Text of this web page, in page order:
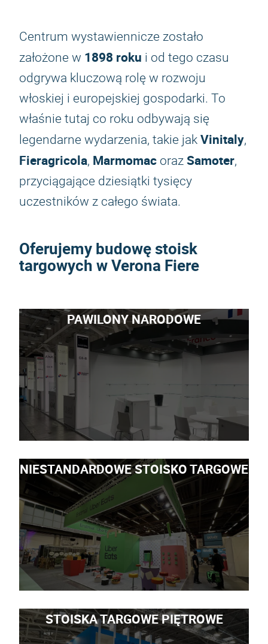
Centrum wystawiennicze zostało
założone w 1898 roku i od tego czasu
odgrywa kluczową rolę w rozwoju
włoskiej i europejskiej gospodarki. To
właśnie tutaj co roku odbywają się
legendarne wydarzenia, takie jak Vinitaly,
Fieragricola, Marmomac oraz Samoter,
przyciągające dziesiątki tysięcy
uczestników z całego świata.
Oferujemy budowę stoisk
targowych w Verona Fiere
PAWILONY NARODOWE
NIESTANDARDOWE STOISKO TARGOWE
STOISKA TARGOWE PIĘTROWE